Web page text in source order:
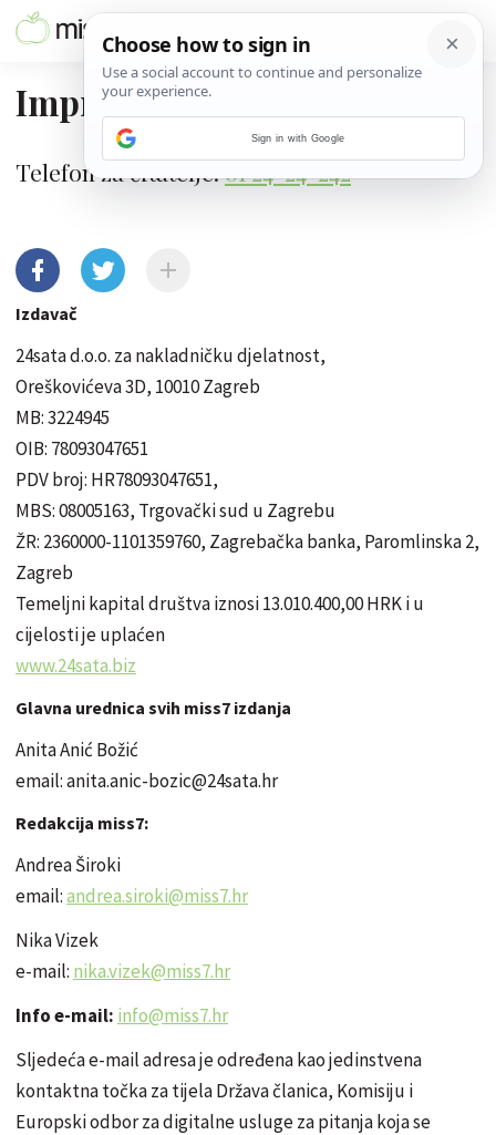
Impressum
Telefon za čitatelje:01 24-24-242
Izdavač
24sata d.o.o. za nakladničku djelatnost,
Oreškovićeva 3D, 10010 Zagreb
MB: 3224945
OIB: 78093047651
PDV broj: HR78093047651,
MBS: 08005163, Trgovački sud u Zagrebu
ŽR: 2360000-1101359760, Zagrebačka banka, Paromlinska 2,
Zagreb
Temeljni kapital društva iznosi 13.010.400,00 HRK i u
cijelosti je uplaćen
www.24sata.biz
Glavna urednica svih miss7 izdanja
Anita Anić Božić
email: anita.anic-bozic@24sata.hr
Redakcija miss7:
Andrea Široki
email:andrea.siroki@miss7.hr
Nika Vizek
e-mail: nika.vizek@miss7.hr
Info e-mail: info@miss7.hr
Sljedeća e-mail adresa je određena kao jedinstvena
kontaktna točka za tijela Država članica, Komisiju i
Europski odbor za digitalne usluge za pitanja koja se
Sign in with Google